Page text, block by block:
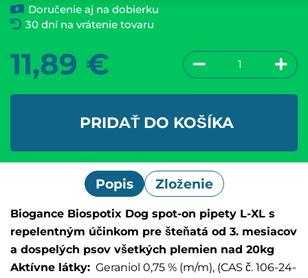
Doručenie aj na dobierku
30 dní na vrátenie tovaru
11,89 €
PRIDAŤ DO KOŠÍKA
Popis Zloženie
Biogance Biospotix Dog spot-on pipety L-XL s
repelentným účinkom pre šteňatá od 3. mesiacov
a dospelých psov všetkých plemien nad 20kg
Aktívne látky: Geraniol 0,75 % (m/m), (CAS č. 106-24-